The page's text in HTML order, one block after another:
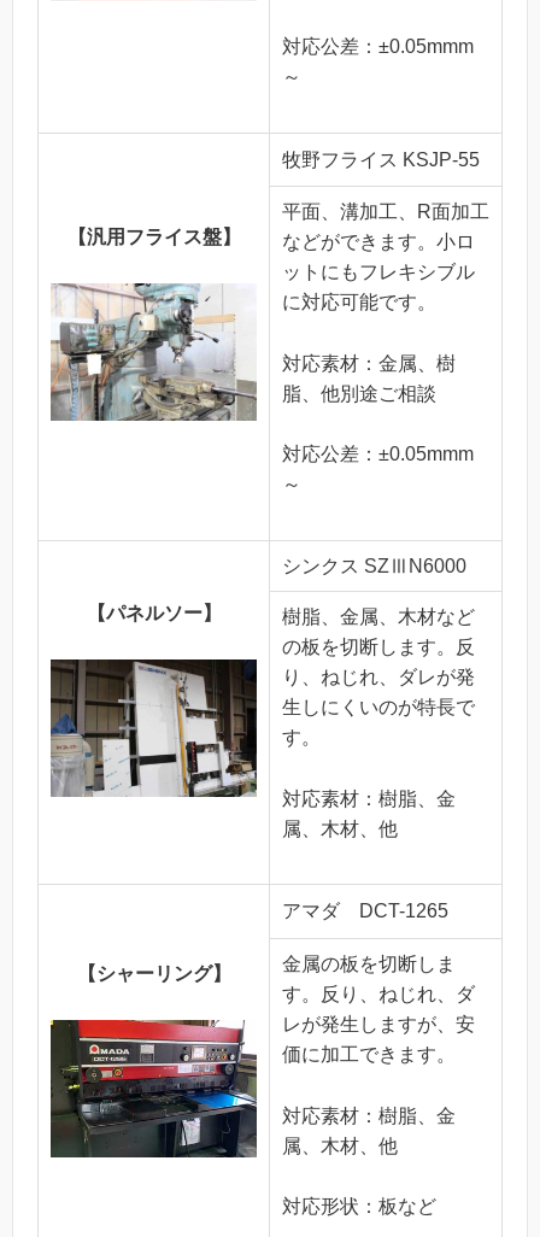
対応公差：±0.05mmm
～
【汎用フライス盤】
牧野フライス KSJP-55
平面、溝加工、R面加工
などができます。小ロ
ットにもフレキシブル
に対応可能です。
対応素材：金属、樹
脂、他別途ご相談
対応公差：±0.05mmm
～
【パネルソー】
シンクス SZⅢN6000
樹脂、金属、木材など
の板を切断します。反
り、ねじれ、ダレが発
生しにくいのが特長で
す。
対応素材：樹脂、金
属、木材、他
【シャーリング】
アマダ DCT-1265
金属の板を切断しま
す。反り、ねじれ、ダ
レが発生しますが、安
価に加工できます。
対応素材：樹脂、金
属、木材、他
対応形状：板など